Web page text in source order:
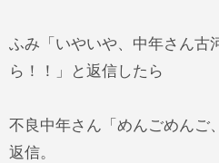
ふみ「いやいや、中年さん古
ら！！」と返信したら
不良中年さん「めんごめんご
返信。